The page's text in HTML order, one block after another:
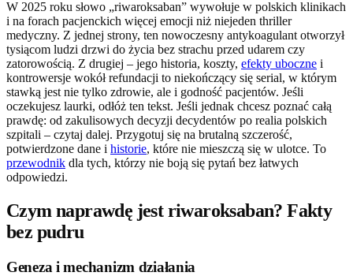
W 2025 roku słowo „riwaroksaban” wywołuje w polskich klinikach
i na forach pacjenckich więcej emocji niż niejeden thriller
medyczny. Z jednej strony, ten nowoczesny antykoagulant otworzył
tysiącom ludzi drzwi do życia bez strachu przed udarem czy
zatorowością. Z drugiej – jego historia, koszty, efekty uboczne i
kontrowersje wokół refundacji to niekończący się serial, w którym
stawką jest nie tylko zdrowie, ale i godność pacjentów. Jeśli
oczekujesz laurki, odłóż ten tekst. Jeśli jednak chcesz poznać całą
prawdę: od zakulisowych decyzji decydentów po realia polskich
szpitali – czytaj dalej. Przygotuj się na brutalną szczerość,
potwierdzone dane i historie, które nie mieszczą się w ulotce. To
przewodnik dla tych, którzy nie boją się pytań bez łatwych
odpowiedzi.
Czym naprawdę jest riwaroksaban? Fakty
bez pudru
Geneza i mechanizm działania